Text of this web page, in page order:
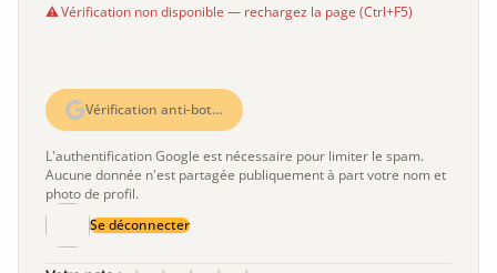
Vérification non disponible — rechargez la page (Ctrl+F5)
Vérification anti-bot…
L'authentification Google est nécessaire pour limiter le spam.
Aucune donnée n'est partagée publiquement à part votre nom et
photo de profil.
Se déconnecter